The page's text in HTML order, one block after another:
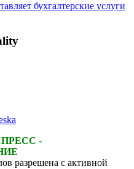
-
разрешена с активной